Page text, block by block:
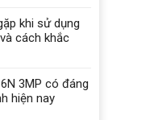
khi sử dụng
cách khắc
3MP có đáng
hiện nay